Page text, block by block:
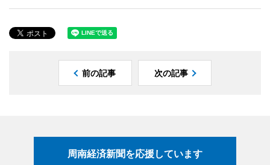
前の記事 次の記事
周南経済新聞を応援しています